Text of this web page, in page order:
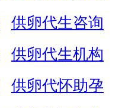
供卵代生咨询
供卵代生机构
供卵代怀助孕